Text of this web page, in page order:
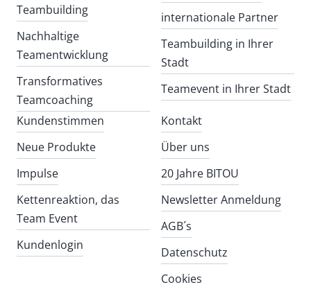
Teambuilding
Nachhaltige
Teamentwicklung
Transformatives
Teamcoaching
internationale Partner
Teambuilding in Ihrer
Stadt
Teamevent in Ihrer Stadt
Kundenstimmen
Neue Produkte
Impulse
Kettenreaktion, das
Team Event
Kundenlogin
Kontakt
Über uns
20 Jahre BITOU
Newsletter Anmeldung
AGB´s
Datenschutz
Cookies